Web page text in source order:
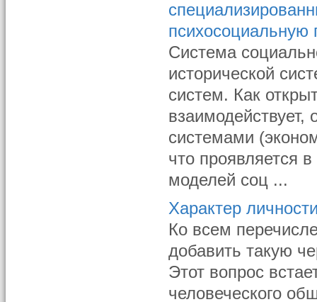
Система
исторической
систем. Как
системами
что проявляется
моделей соц ...
Характер
Ко всем
добавить такую
Этот вопрос
человеческого